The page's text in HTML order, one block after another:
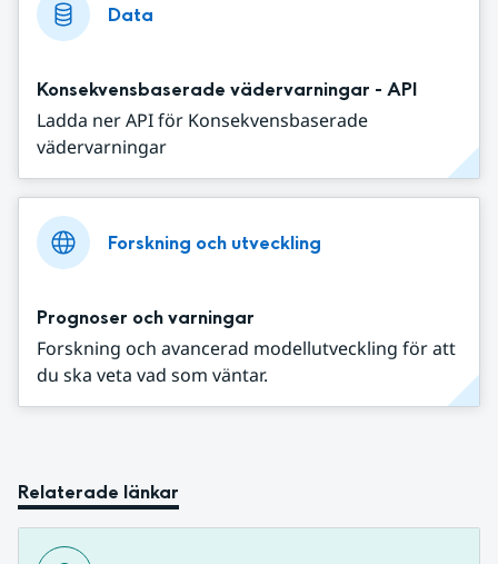
Data
Konsekvensbaserade vädervarningar - API
Ladda ner API för Konsekvensbaserade
vädervarningar
Forskning och utveckling
Prognoser och varningar
Forskning och avancerad modellutveckling för att
du ska veta vad som väntar.
Relaterade länkar